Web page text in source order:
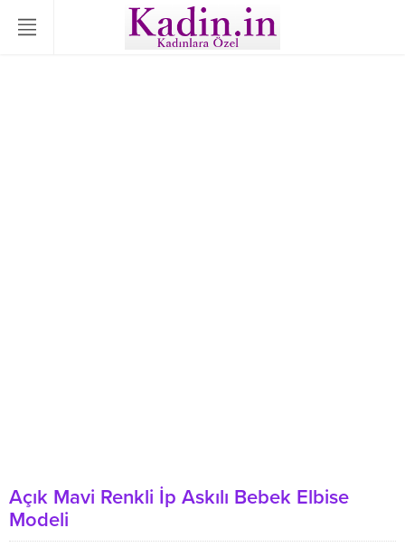
Açık Mavi Renkli İp Askılı Bebek Elbise
Modeli